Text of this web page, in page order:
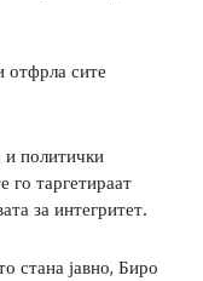
отфрла сите
и политички
го таргетираат
за интегритет.
стана јавно, Биро